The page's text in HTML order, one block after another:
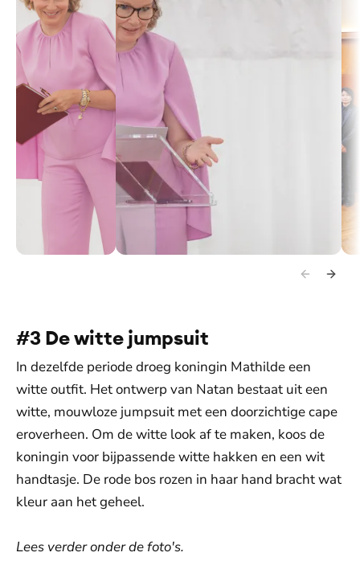
De Belgische koningin feliciteert de winnaars.
#3 De witte jumpsuit
In dezelfde periode droeg koningin Mathilde een
witte outfit. Het ontwerp van Natan bestaat uit een
witte, mouwloze jumpsuit met een doorzichtige cape
eroverheen. Om de witte look af te maken, koos de
koningin voor bijpassende witte hakken en een wit
handtasje. De rode bos rozen in haar hand bracht wat
kleur aan het geheel.
Lees verder onder de foto's.